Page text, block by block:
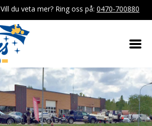
Vill du veta mer? Ring oss på: 0470-700880